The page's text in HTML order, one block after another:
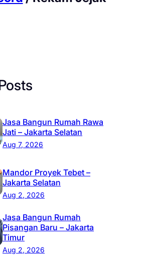
Jasa Bangun Rumah Rawa
Jati – Jakarta Selatan
Aug 7, 2026
Mandor Proyek Tebet –
Jakarta Selatan
Aug 2, 2026
Jasa Bangun Rumah
Pisangan Baru – Jakarta
Timur
Aug 2, 2026